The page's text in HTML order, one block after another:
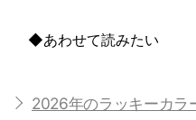
◆あわせて読みたい
2026年のラッキーカラ